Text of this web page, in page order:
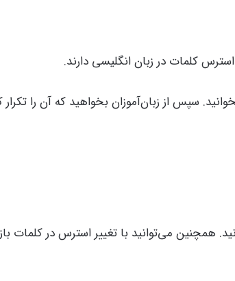
کلمات در زبان انگلیسی دارند.
سپس از زبان‌آموزان بخواهید که آن را تکرار